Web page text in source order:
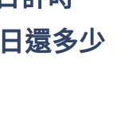
還多少